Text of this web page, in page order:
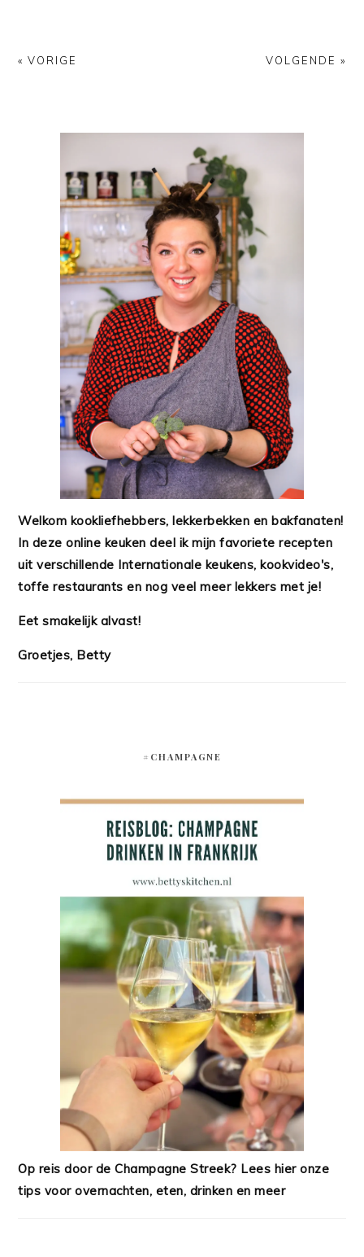
« VORIGE VOLGENDE »
Welkom kookliefhebbers, lekkerbekken en bakfanaten!
In deze online keuken deel ik mijn favoriete recepten
uit verschillende Internationale keukens, kookvideo's,
toffe restaurants en nog veel meer lekkers met je!
Eet smakelijk alvast!
Groetjes, Betty
#CHAMPAGNE
Op reis door de Champagne Streek? Lees hier onze
tips voor overnachten, eten, drinken en meer